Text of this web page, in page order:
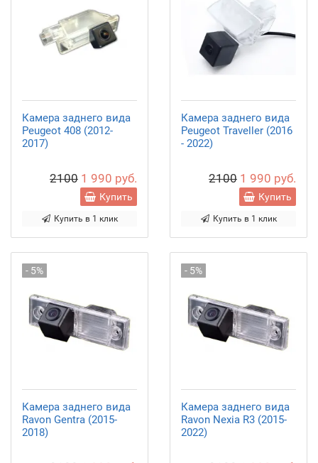
Камера заднего вида
Peugeot 408 (2012-
2017)
2100 1 990 руб.
Купить
Купить в 1 клик
Камера заднего вида
Peugeot Traveller (2016
- 2022)
2100 1 990 руб.
Купить
Купить в 1 клик
- 5%
Камера заднего вида
Ravon Gentra (2015-
2018)
- 5%
Камера заднего вида
Ravon Nexia R3 (2015-
2022)